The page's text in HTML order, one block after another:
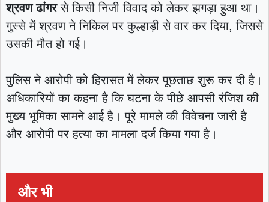
श्रवण ढांगरसे किसी निजी विवाद को लेकर झगड़ा हुआ था।
गुस्से में श्रवण ने निकिल पर कुल्हाड़ी से वार कर दिया, जिससे
उसकी मौत हो गई।
पुलिस ने आरोपी को हिरासत में लेकर पूछताछ शुरू कर दी है।
अधिकारियों का कहना है कि घटना के पीछे आपसी रंजिश की
मुख्य भूमिका सामने आई है। पूरे मामले की विवेचना जारी है
और आरोपी पर हत्या का मामला दर्ज किया गया है।
और भी